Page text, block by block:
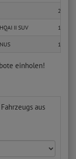
2.0
II SUV 1.2
1.6
einholen!
aus